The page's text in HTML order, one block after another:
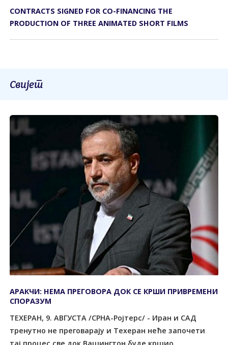
CONTRACTS SIGNED FOR CO-FINANCING THE
PRODUCTION OF THREE ANIMATED SHORT FILMS
Свијет
АРАКЧИ: НЕМА ПРЕГОВОРА ДОК СЕ КРШИ ПРИВРЕМЕНИ
СПОРАЗУМ
ТЕХЕРАН, 9. АВГУСТА /СРНА-Ројтерс/ - Иран и САД
тренутно не преговарају и Техеран неће започети